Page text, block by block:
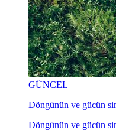
GÜNCEL
Döngünün ve gücün
Döngünün ve gücün